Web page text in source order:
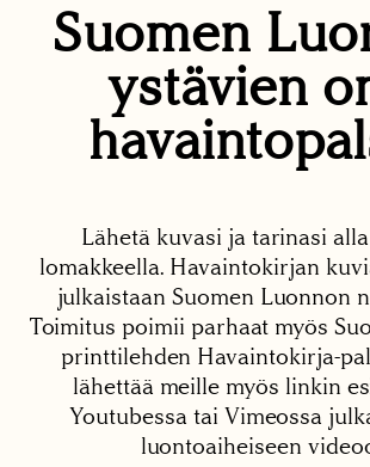
Suomen
ystävien
Lähetä kuvasi ja tarinasi
lomakkeella. Havaintokirjan
julkaistaan Suomen Luonnon
Toimitus poimii parhaat myös
printtilehden Havaintokirja-
lähettää meille myös linkin
Youtubessa tai Vimeossa
luontoaiheiseen